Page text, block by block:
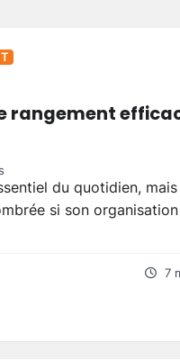
rangement
du quotidien,
si son organisation
7